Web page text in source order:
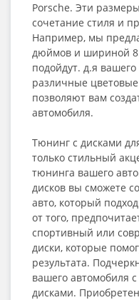
Porsche. Эти
сочетание стиля и
Например, мы
дюймов и шириной
подойдут. д.я
различные
позволяют вам
автомобиля.
Тюнинг с дисками
только стильный
тюнинга вашего
дисков вы сможете
авто, который
от того,
спортивный или
диски, которые
результата.
вашего автомобиля
дисками.